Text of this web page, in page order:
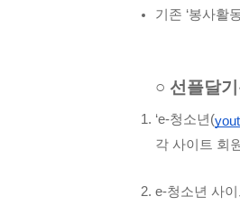
기존 ‘봉사활
○ 선플달
‘e-청소년(
각 사이트 회
e-청소년 사이